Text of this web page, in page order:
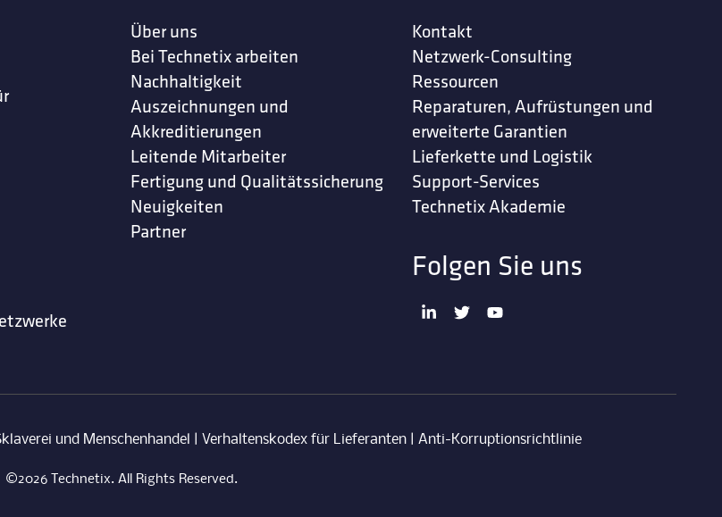
Über uns
Bei Technetix arbeiten
Nachhaltigkeit
Auszeichnungen und
Akkreditierungen
Leitende Mitarbeiter
Fertigung und Qualitätssicherung
Neuigkeiten
Partner
Kontakt
Netzwerk-Consulting
Ressourcen
Reparaturen, Aufrüstungen und
erweiterte Garantien
Lieferkette und Logistik
Support-Services
Technetix Akademie
Folgen Sie uns
und Menschenhandel Verhaltenskodex für Lieferanten Anti-Korruptionsrichtlinie
©2026 Technetix. All Rights Reserved.